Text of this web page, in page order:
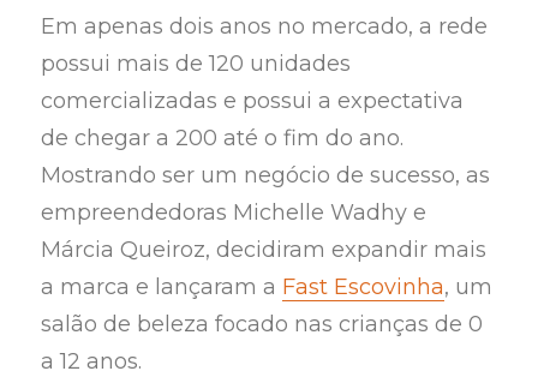
Em apenas dois anos no mercado, a rede
possui mais de 120 unidades
comercializadas e possui a expectativa
de chegar a 200 até o fim do ano.
Mostrando ser um negócio de sucesso, as
empreendedoras Michelle Wadhy e
Márcia Queiroz, decidiram expandir mais
a marca e lançaram a Fast Escovinha, um
salão de beleza focado nas crianças de 0
a 12 anos.